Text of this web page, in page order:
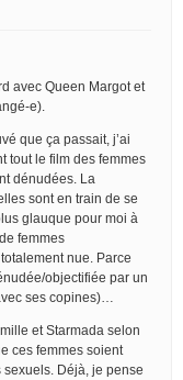
avec Queen Margot et
e).
que ça passait, j’ai
tout le film des femmes
dénudées. La
sont en train de se
glauque pour moi à
femmes
nue. Parce
objectifiée par un
ses copines)…
et Starmada selon
ces femmes soient
Déjà, je pense